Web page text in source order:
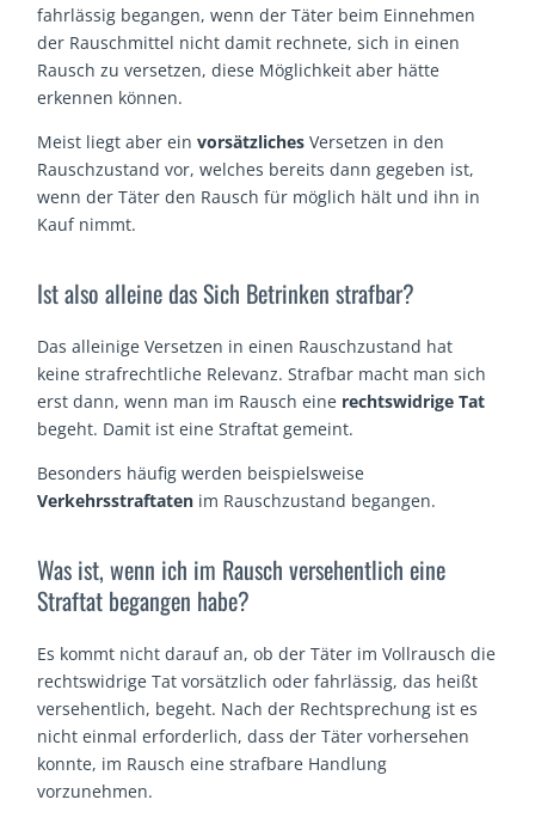
fahrlässig begangen, wenn der Täter beim Einnehmen
der Rauschmittel nicht damit rechnete, sich in einen
Rausch zu versetzen, diese Möglichkeit aber hätte
erkennen können.
Meist liegt aber einvorsätzliches Versetzen in den
Rauschzustand vor, welches bereits dann gegeben ist,
wenn der Täter den Rausch für möglich hält und ihn in
Kauf nimmt.
Ist also alleine das Sich Betrinken strafbar?
Das alleinige Versetzen in einen Rauschzustand hat
keine strafrechtliche Relevanz. Strafbar macht man sich
erst dann, wenn man im Rausch eine rechtswidrige Tat
begeht. Damit ist eine Straftat gemeint.
Besonders häufig werden beispielsweise
Verkehrsstraftaten im Rauschzustand begangen.
Was ist, wenn ich im Rausch versehentlich eine
Straftat begangen habe?
Es kommt nicht darauf an, ob der Täter im Vollrausch die
rechtswidrige Tat vorsätzlich oder fahrlässig, das heißt
versehentlich, begeht. Nach der Rechtsprechung ist es
nicht einmal erforderlich, dass der Täter vorhersehen
konnte, im Rausch eine strafbare Handlung
vorzunehmen.